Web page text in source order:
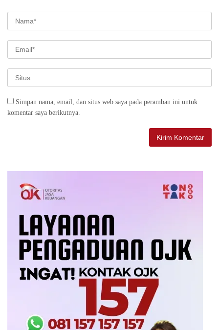
Simpan nama, email, dan situs web saya pada peramban ini untuk
komentar saya berikutnya.